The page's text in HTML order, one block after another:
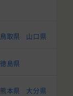
鳥取県 山口県
徳島県
熊本県
大分県